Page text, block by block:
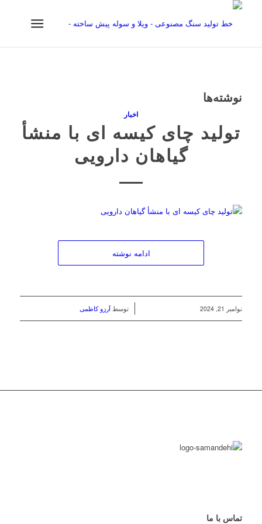
نوشته‌ها
اخبار
تولید چای کیسه ای با منشأ
گیاهان دارویی
ادامه نوشته
نوامبر 21, 2024 توسطآرزو کاظمی
تماس با ما